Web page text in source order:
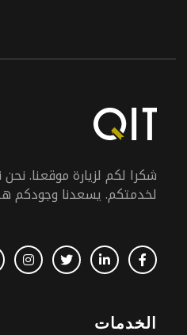
شكرا لكم لزيارة موقعنا.
لخدمتكم. يسعدنا وجودكم
الخدمات